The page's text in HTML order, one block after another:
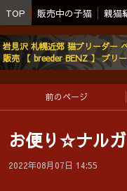
TOP 販売中の子猫 親猫
当猫舎の使用品 生い立ち
プライバシーポリシー 個人情報保護方針
岩見沢 札幌近郊 猫ブリーダー
販売 【 breeder BENZ 】 ブリ
前のページ
お便り☆ナル
2022年08月07日 14:55